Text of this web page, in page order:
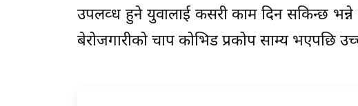
उपलव्ध हुने युवालाई कसरी काम दिन सकिन्छ
बेरोजगारीको चाप कोभिड प्रकोप साम्य भएपछि